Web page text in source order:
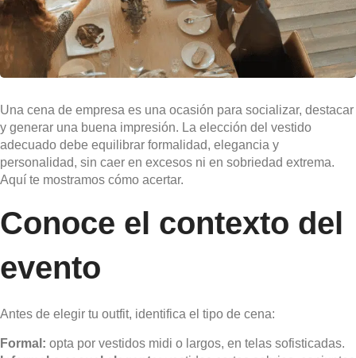
Una cena de empresa es una ocasión para socializar, destacar
y generar una buena impresión. La elección del vestido
adecuado debe equilibrar formalidad, elegancia y
personalidad, sin caer en excesos ni en sobriedad extrema.
Aquí te mostramos cómo acertar.
Conoce el contexto del
evento
Antes de elegir tu outfit, identifica el tipo de cena:
Formal: opta por vestidos midi o largos, en telas sofisticadas.